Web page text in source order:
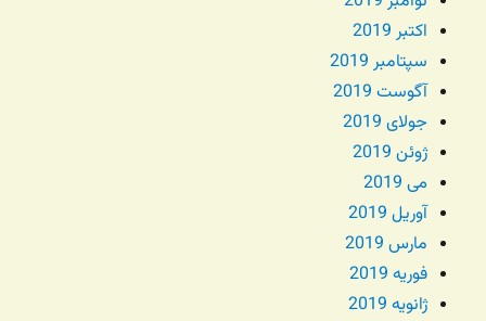
اکتبر 2019
سپتامبر 2019
آگوست 2019
جولای 2019
ژوئن 2019
می 2019
آوریل 2019
مارس 2019
فوریه 2019
ژانویه 2019